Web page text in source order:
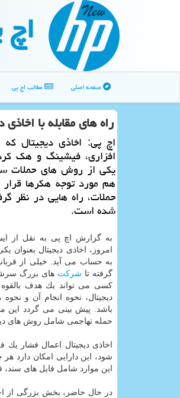
صفحه اصلی مطالب اچ پی
راه های مقابله با اخاذی
اچ پی: اخاذی دیجیتال
افزاری، فیشینگ و هك
هم مورد توجه هكرها قرار
حملات، راه هایی در نظر
شده است.
به گزارش اچ پی به نقل از
امروز، اخاذی دیجیتال
به حساب می آید. خیلی از
گرفته تا شركت های بزرگ
كسی می تواند یك هدف بالقوه
دیجیتال، نحوه انجام آن و
حمله تهاجمی شامل روش های
اخاذی دیجیتال اعمال فشار
شود، این دارایی امكان دارد
این موارد شامل فایل های